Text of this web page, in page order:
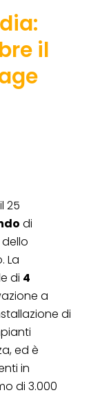
il
25
di
La
di 4
a
di
ed è
in
di 3.000